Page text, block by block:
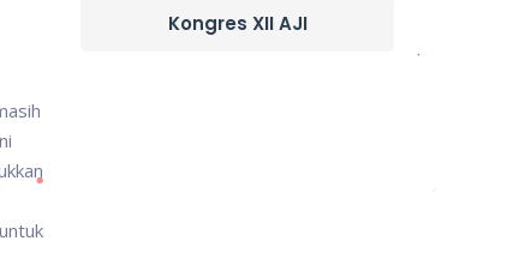
Kongres XII AJI